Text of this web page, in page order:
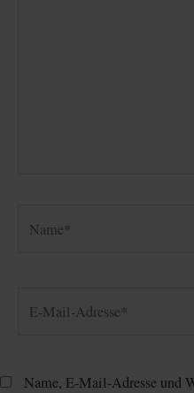
Mail-
Name, E-Mail-Adresse und